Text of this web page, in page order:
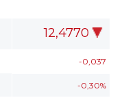
12,4770
-0,037
-0,30%